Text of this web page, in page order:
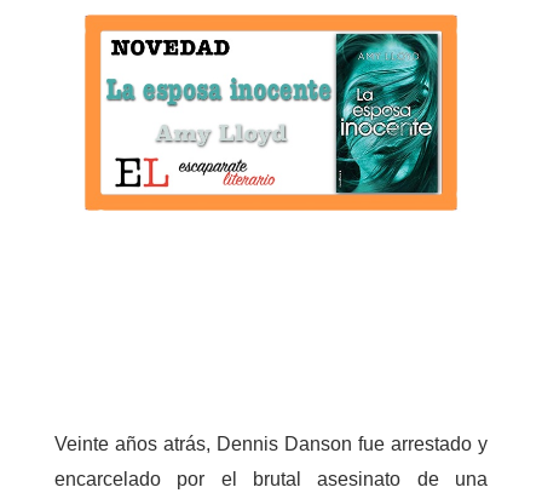
Veinte años atrás, Dennis Danson fue arrestado y
encarcelado por el brutal asesinato de una